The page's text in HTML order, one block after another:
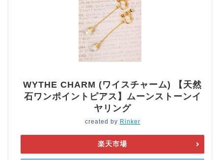
WYTHE CHARM (ワイスチャーム) 【天然
石ワンポイントピアス】ムーンストーンイ
ヤリング
created by Rinker
楽天市場